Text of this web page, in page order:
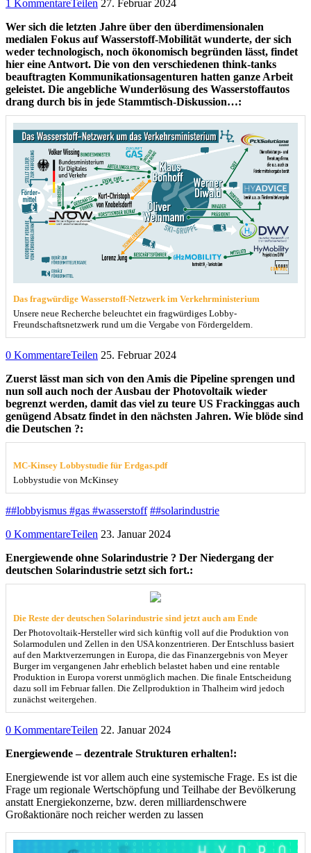
1 KommentareTeilen 27. Februar 2024
Wer sich die letzten Jahre über den überdimensionalen
medialen Fokus auf Wasserstoff-Mobilität wunderte, der sich
weder technologisch, noch ökonomisch begründen lässt, findet
hier eine Antwort. Die von den verschiedenen think-tanks
beauftragten Kommunikationsagenturen hatten ganze Arbeit
geleistet. Die angebliche Wunderlösung des Wasserstoffautos
drang durch bis in jede Stammtisch-Diskussion…:
Das fragwürdige Wasserstoff-Netzwerk im Verkehrministerium
Unsere neue Recherche beleuchtet ein fragwürdiges Lobby-
Freundschaftsnetzwerk rund um die Vergabe von Fördergeldern.
0 KommentareTeilen 25. Februar 2024
Zuerst lässt man sich von den Amis die Pipeline sprengen und
nun soll auch noch der Ausbau der Photovoltaik wieder
begrenzt werden, damit das viel zu teure US Frackinggas auch
genügend Absatz findet in den nächsten Jahren. Wie blöde sind
die Deutschen ?:
MC-Kinsey Lobbystudie für Erdgas.pdf
Lobbystudie von McKinsey
##lobbyismus #gas #wasserstoff ##solarindustrie
0 KommentareTeilen 23. Januar 2024
Energiewende ohne Solarindustrie ? Der Niedergang der
deutschen Solarindustrie setzt sich fort.:
Die Reste der deutschen Solarindustrie sind jetzt auch am Ende
Der Photovoltaik-Hersteller wird sich künftig voll auf die Produktion von
Solarmodulen und Zellen in den USA konzentrieren. Der Entschluss basiert
auf den Marktverzerrungen in Europa, die das Finanzergebnis von Meyer
Burger im vergangenen Jahr erheblich belastet haben und eine rentable
Produktion in Europa vorerst unmöglich machen. Die finale Entscheidung
dazu soll im Februar fallen. Die Zellproduktion in Thalheim wird jedoch
zunächst weitergehen.
0 KommentareTeilen 22. Januar 2024
Energiewende – dezentrale Strukturen erhalten!:
Energiewende ist vor allem auch eine systemische Frage. Es ist die
Frage um regionale Wertschöpfung und Teilhabe der Bevölkerung
anstatt Energiekonzerne, bzw. deren milliardenschwere
Großaktionäre noch reicher werden zu lassen